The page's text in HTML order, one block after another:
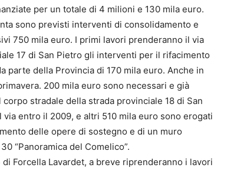
per un totale di 4 milioni e 130 mila euro.
sono previsti interventi di consolidamento e
750 mila euro. I primi lavori prenderanno il via
17 di San Pietro gli interventi per il rifacimento
parte della Provincia di 170 mila euro. Anche in
200 mila euro sono necessari e già
stradale della strada provinciale 18 di San
entro il 2009, e altri 510 mila euro sono erogati
delle opere di sostegno e di un muro
“Panoramica del Comelico”.
Forcella Lavardet, a breve riprenderanno i lavori